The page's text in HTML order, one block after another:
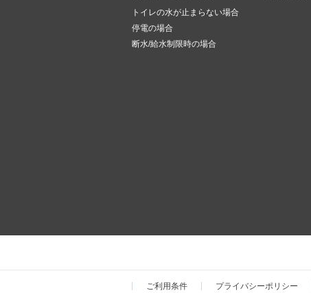
トイレの水が止まらない場合
停電の場合
断水/給水制限時の場合
ご利用条件 プライバシーポリシー